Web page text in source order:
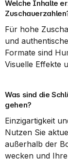
Welche Inhalte
Für hohe
und
Formate sind
Visuelle Effekte
Was sind die
gehen?
Einzigartigkeit
Nutzen Sie
außerhalb der
wecken und